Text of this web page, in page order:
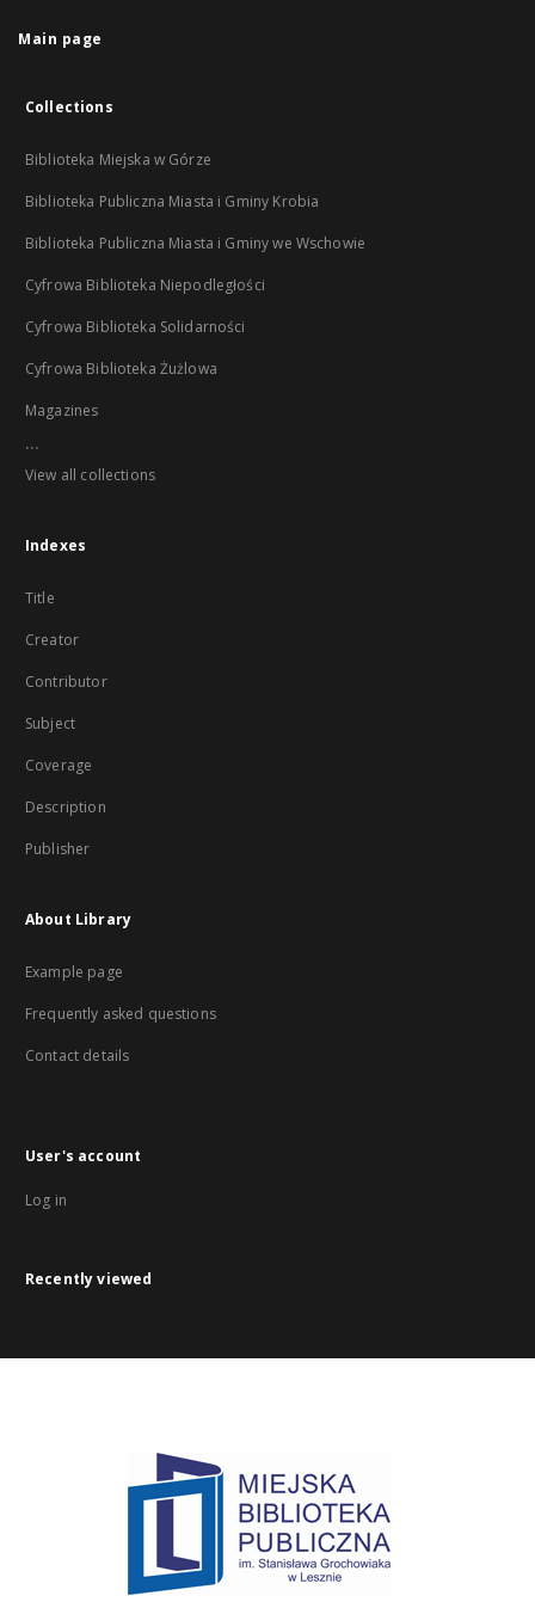
Main page
Collections
Biblioteka Miejska w Górze
Biblioteka Publiczna Miasta i Gminy Krobia
Biblioteka Publiczna Miasta i Gminy we Wschowie
Cyfrowa Biblioteka Niepodległości
Cyfrowa Biblioteka Solidarności
Cyfrowa Biblioteka Żużlowa
Magazines
...
View all collections
Indexes
Title
Creator
Contributor
Subject
Coverage
Description
Publisher
About Library
Example page
Frequently asked questions
Contact details
User's account
Log in
Recently viewed